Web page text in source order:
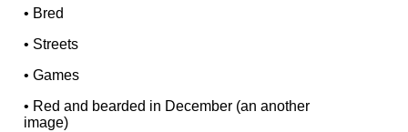
• Bred
• Streets
•Games
• Red and bearded in December (an another
image)